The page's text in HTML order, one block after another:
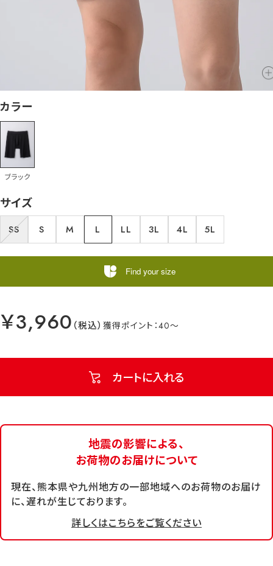
カラー
ブラック
サイズ
SS S M L LL 3L 4L 5L
￥3,960 40
カートに入れる
Find your size
地震の影響による、
お荷物のお届けについて
現在、熊本県や九州地方の一部地域へのお荷物のお届け
に、遅れが生じております。
詳しくはこちらをご覧ください